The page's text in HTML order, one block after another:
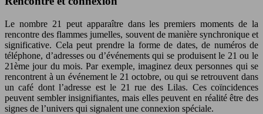
Le nombre 21 peut apparaître dans les premiers moments de la
rencontre des flammes jumelles, souvent de manière synchronique et
significative. Cela peut prendre la forme de dates, de numéros de
téléphone, d’adresses ou d’événements qui se produisent le 21 ou le
21ème jour du mois. Par exemple, imaginez deux personnes qui se
rencontrent à un événement le 21 octobre, ou qui se retrouvent dans
un café dont l’adresse est le 21 rue des Lilas. Ces coïncidences
peuvent sembler insignifiantes, mais elles peuvent en réalité être des
signes de l’univers qui signalent une connexion spéciale.